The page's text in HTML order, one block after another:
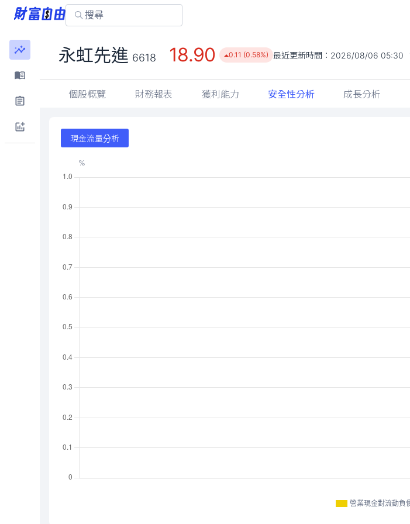
永虹先進 6618 18.90 0.11 (0.58%) 最近更新時間： 2026/08/06 05:30
個股概覽 財務報表 獲利能力 安全性分析 成長分析
現金流量分析
營業現金對流動負